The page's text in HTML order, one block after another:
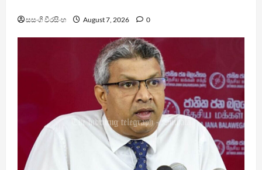
සසංගි වීරසිංහ August 7, 2026 0